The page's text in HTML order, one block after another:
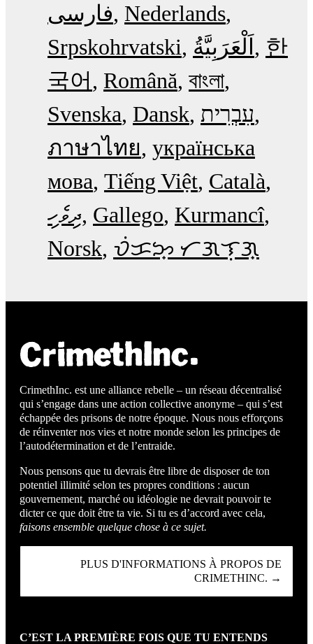
فارسی Nederlands
Srpskohrvatski
한
국어
Română বাংলা
Svenska Dansk עִבְרִית
ภาษาไทย українська
мова Tiếng Việt Català
ދިވެހި Gallego Kurmancî
Norsk ᜏᜒᜃᜅ᜔ ᜆᜄᜎᜓᜄ᜔
CrimethInc. est une alliance rebelle – un réseau décentralisé
qui s’engage dans une action collective anonyme – qui s’est
échappée des prisons de notre époque. Nous nous efforçons
de réinventer nos vies et notre monde selon les principes de
l’autodétermination et de l’entraide.
Nous pensons que tu devrais être libre de disposer de ton
potentiel illimité selon tes propres conditions : aucun
gouvernement, marché ou idéologie ne devrait pouvoir te
dicter ce que doit être ta vie. Si tu es d’accord avec cela,
faisons ensemble quelque chose à ce sujet.
PLUS D'INFORMATIONS À PROPOS DE
CRIMETHINC. →
C’EST LA PREMIÈRE FOIS QUE TU ENTENDS